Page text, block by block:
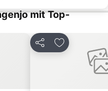
Zona Centro Vigo
Mar de Vigo
Paseo Marítimo de Baiona
mit Top-
Teilen Zu Favoriten